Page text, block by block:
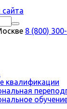
8 (800)
квалификации